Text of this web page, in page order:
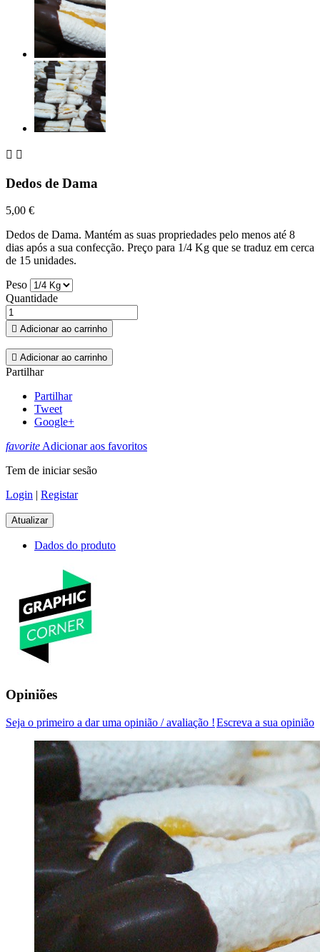
 
Dedos de Dama
5,00 €
Dedos de Dama. Mantém as suas propriedades pelo menos até 8
dias após a sua confecção. Preço para 1/4 Kg que se traduz em cerca
de 15 unidades.
Peso
Quantidade
 Adicionar ao carrinho
 Adicionar ao carrinho
Partilhar
Partilhar
Tweet
Google+
favoriteAdicionar aos favoritos
Tem de iniciar sesão
Login | Registar
Dados do produto
Opiniões
Escreva a sua opinião
Seja o primeiro a dar uma opinião / avaliação !